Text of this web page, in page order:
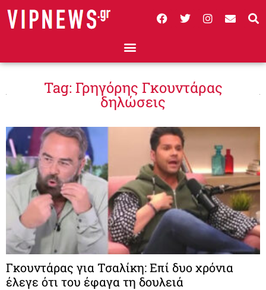
Tag: Γρηγόρης Γκουντάρας
δηλώσεις
Γκουντάρας για Τσαλίκη: Επί δυο χρόνια
έλεγε ότι του έφαγα τη δουλειά